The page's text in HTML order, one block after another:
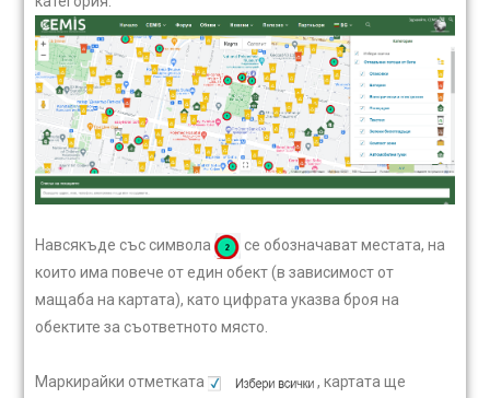
Навсякъде със символа
се обозначават местата, на
които има повече от един обект (в зависимост от
мащаба на картата), като цифрата указва броя на
обектите за съответното място.
Маркирайки отметката
, картата ще